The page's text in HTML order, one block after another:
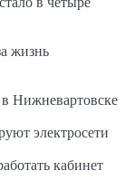
жизнь
Нижневартовске
электросети
кабинет